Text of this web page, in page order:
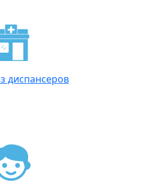
диспансеров